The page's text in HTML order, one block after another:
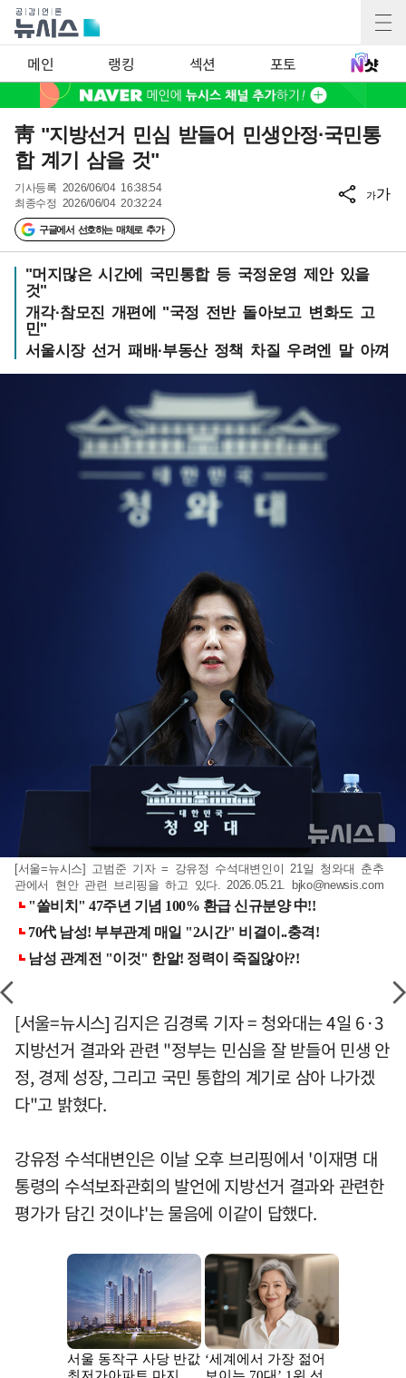
메인 랭킹 섹션 포토
靑 "지방선거 민심 받들어 민생안정·국민통
합 계기 삼을 것"
기사등록 2026/06/04 16:38:54
최종수정 2026/06/04 20:32:24
구글에서 선호하는 매체로 추가
가가
"머지많은 시간에 국민통합 등 국정운영 제안 있을
것"
개각·참모진 개편에 "국정 전반 돌아보고 변화도 고
민"
서울시장 선거 패배·부동산 정책 차질 우려엔 말 아껴
[서울=뉴시스] 고범준 기자 = 강유정 수석대변인이 21일 청와대 춘추
관에서 현안 관련 브리핑을 하고 있다. 2026.05.21. bjko@newsis.com
[서울=뉴시스] 김지은 김경록 기자 = 청와대는 4일 6·3
지방선거 결과와 관련 "정부는 민심을 잘 받들어 민생 안
정, 경제 성장, 그리고 국민 통합의 계기로 삼아 나가겠
다"고 밝혔다.
강유정 수석대변인은 이날 오후 브리핑에서 '이재명 대
통령의 수석보좌관회의 발언에 지방선거 결과와 관련한
평가가 담긴 것이냐'는 물음에 이같이 답했다.